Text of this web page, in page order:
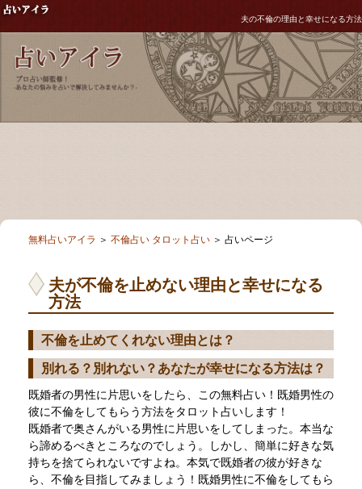
夫の不倫の理由と幸せになる方法
無料占いアイラ ＞ 不倫占い タロット占い ＞ 占いページ
夫が不倫を止めない理由と幸せになる
方法
不倫を止めてくれない理由とは？
別れる？別れない？あなたが幸せになる方法は？
既婚者の男性に片思いをしたら、この無料占い！既婚男性の
彼に不倫をしてもらう方法をタロット占いします！
既婚者で奥さんがいる男性に片思いをしてしまった。本当な
ら諦めるべきところなのでしょう。しかし、簡単に好きな気
持ちを捨てられないですよね。本気で既婚者の彼が好きな
ら、不倫を目指してみましょう！既婚男性に不倫をしてもら